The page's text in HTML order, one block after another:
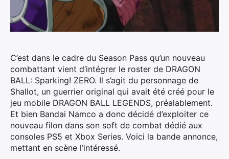
C’est dans le cadre du Season Pass qu’un nouveau
combattant vient d’intégrer le roster de DRAGON
BALL: Sparking! ZERO. Il s’agit du personnage de
Shallot, un guerrier original qui avait été créé pour le
jeu mobile DRAGON BALL LEGENDS, préalablement.
Et bien Bandai Namco a donc décidé d’exploiter ce
nouveau filon dans son soft de combat dédié aux
consoles PS5 et Xbox Series. Voici la bande annonce,
mettant en scène l’intéressé.